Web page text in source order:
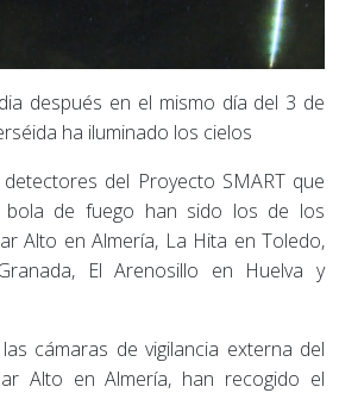
después en el mismo día del 3 de
ha iluminado los cielos
del Proyecto SMART que
bola de fuego han sido los de los
Alto en Almería, La Hita en Toledo,
El Arenosillo en Huelva y
cámaras de vigilancia externa del
Alto en Almería, han recogido el